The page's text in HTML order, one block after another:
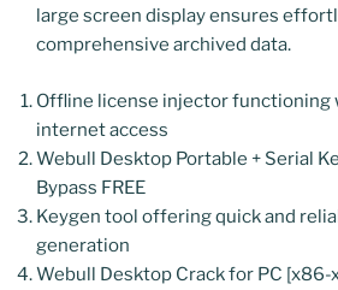
large screen display ensures
comprehensive archived data.
Offline license injector functioning
internet access
Webull Desktop Portable + Serial
Bypass FREE
Keygen tool offering quick and
generation
Webull Desktop Crack for PC [x86-